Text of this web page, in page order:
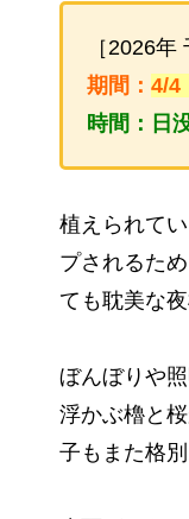
［2026年
期間： 4/4
時間：日
植えられて
プされるた
ても耽美な
ぼんぼりや
浮かぶ櫓と
子もまた格別